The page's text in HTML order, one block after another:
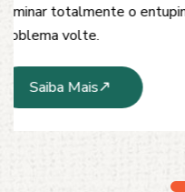
modernos e técnicas
serviço limpo, ágil e
Saiba Mais